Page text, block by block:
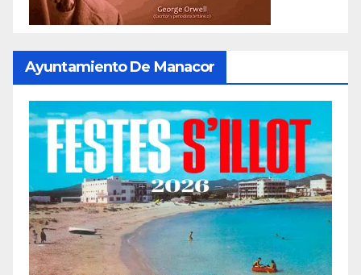
Ayuntamiento De Manacor